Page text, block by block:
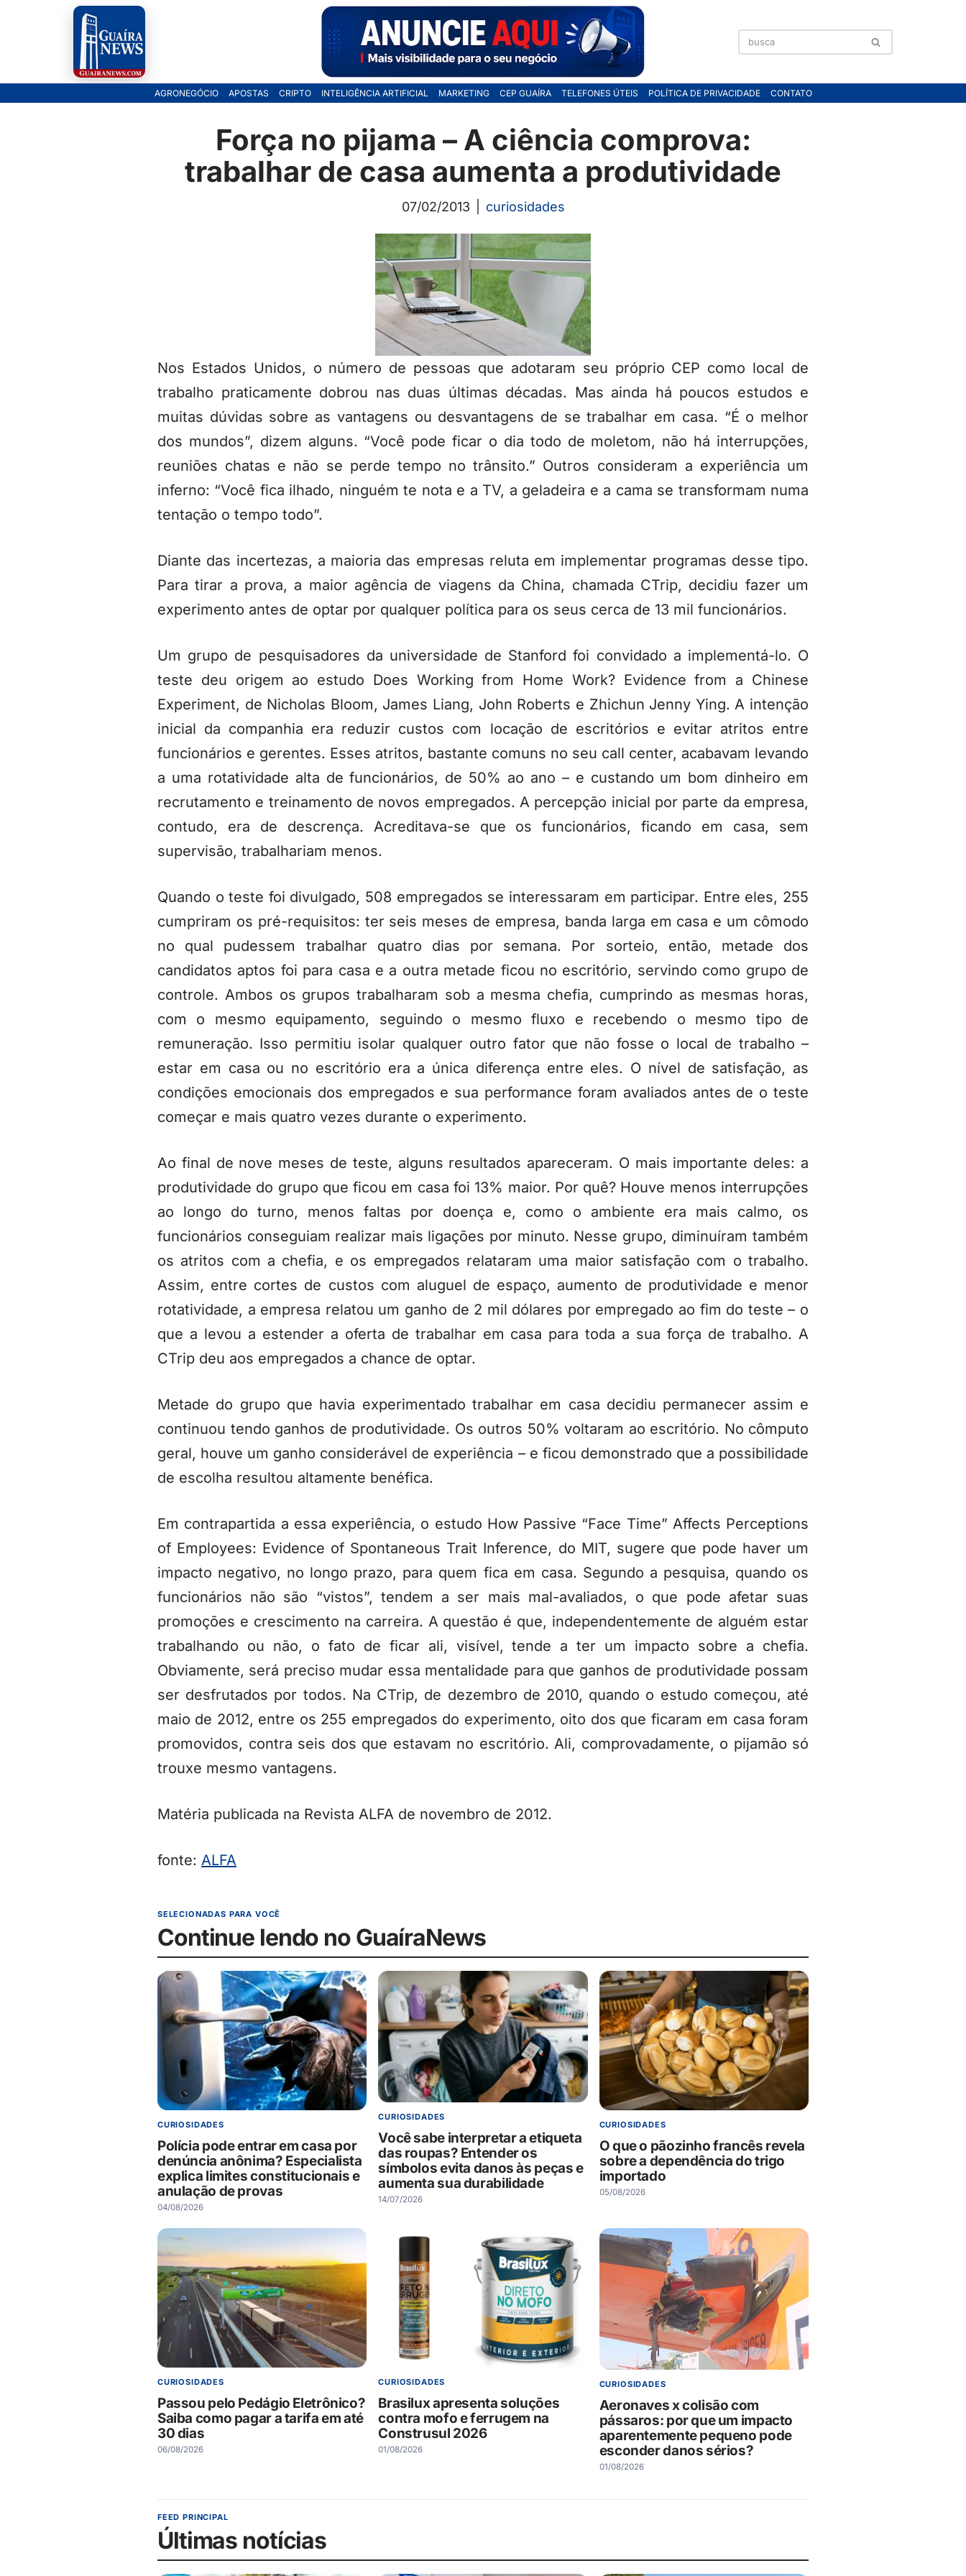
AGRONEGÓCIO APOSTAS CRIPTO INTELIGÊNCIA ARTIFICIAL MARKETING CEP GUAÍRA TELEFONES ÚTEIS POLÍTICA DE PRIVACIDADE CONTATO
Força no pijama – A ciência comprova:
trabalhar de casa aumenta a produtividade
07/02/2013 curiosidades
Nos Estados Unidos, o número de pessoas que adotaram seu próprio CEP como local de
trabalho praticamente dobrou nas duas últimas décadas. Mas ainda há poucos estudos e
muitas dúvidas sobre as vantagens ou desvantagens de se trabalhar em casa. “É o melhor
dos mundos”, dizem alguns. “Você pode ficar o dia todo de moletom, não há interrupções,
reuniões chatas e não se perde tempo no trânsito.” Outros consideram a experiência um
inferno: “Você fica ilhado, ninguém te nota e a TV, a geladeira e a cama se transformam numa
tentação o tempo todo”.
Diante das incertezas, a maioria das empresas reluta em implementar programas desse tipo.
Para tirar a prova, a maior agência de viagens da China, chamada CTrip, decidiu fazer um
experimento antes de optar por qualquer política para os seus cerca de 13 mil funcionários.
Um grupo de pesquisadores da universidade de Stanford foi convidado a implementá-lo. O
teste deu origem ao estudo Does Working from Home Work? Evidence from a Chinese
Experiment, de Nicholas Bloom, James Liang, John Roberts e Zhichun Jenny Ying. A intenção
inicial da companhia era reduzir custos com locação de escritórios e evitar atritos entre
funcionários e gerentes. Esses atritos, bastante comuns no seu call center, acabavam levando
a uma rotatividade alta de funcionários, de 50% ao ano – e custando um bom dinheiro em
recrutamento e treinamento de novos empregados. A percepção inicial por parte da empresa,
contudo, era de descrença. Acreditava-se que os funcionários, ficando em casa, sem
supervisão, trabalhariam menos.
Quando o teste foi divulgado, 508 empregados se interessaram em participar. Entre eles, 255
cumpriram os pré-requisitos: ter seis meses de empresa, banda larga em casa e um cômodo
no qual pudessem trabalhar quatro dias por semana. Por sorteio, então, metade dos
candidatos aptos foi para casa e a outra metade ficou no escritório, servindo como grupo de
controle. Ambos os grupos trabalharam sob a mesma chefia, cumprindo as mesmas horas,
com o mesmo equipamento, seguindo o mesmo fluxo e recebendo o mesmo tipo de
remuneração. Isso permitiu isolar qualquer outro fator que não fosse o local de trabalho –
estar em casa ou no escritório era a única diferença entre eles. O nível de satisfação, as
condições emocionais dos empregados e sua performance foram avaliados antes de o teste
começar e mais quatro vezes durante o experimento.
Ao final de nove meses de teste, alguns resultados apareceram. O mais importante deles: a
produtividade do grupo que ficou em casa foi 13% maior. Por quê? Houve menos interrupções
ao longo do turno, menos faltas por doença e, como o ambiente era mais calmo, os
funcionários conseguiam realizar mais ligações por minuto. Nesse grupo, diminuíram também
os atritos com a chefia, e os empregados relataram uma maior satisfação com o trabalho.
Assim, entre cortes de custos com aluguel de espaço, aumento de produtividade e menor
rotatividade, a empresa relatou um ganho de 2 mil dólares por empregado ao fim do teste – o
que a levou a estender a oferta de trabalhar em casa para toda a sua força de trabalho. A
CTrip deu aos empregados a chance de optar.
Metade do grupo que havia experimentado trabalhar em casa decidiu permanecer assim e
continuou tendo ganhos de produtividade. Os outros 50% voltaram ao escritório. No cômputo
geral, houve um ganho considerável de experiência – e ficou demonstrado que a possibilidade
de escolha resultou altamente benéfica.
Em contrapartida a essa experiência, o estudo How Passive “Face Time” Affects Perceptions
of Employees: Evidence of Spontaneous Trait Inference, do MIT, sugere que pode haver um
impacto negativo, no longo prazo, para quem fica em casa. Segundo a pesquisa, quando os
funcionários não são “vistos”, tendem a ser mais mal-avaliados, o que pode afetar suas
promoções e crescimento na carreira. A questão é que, independentemente de alguém estar
trabalhando ou não, o fato de ficar ali, visível, tende a ter um impacto sobre a chefia.
Obviamente, será preciso mudar essa mentalidade para que ganhos de produtividade possam
ser desfrutados por todos. Na CTrip, de dezembro de 2010, quando o estudo começou, até
maio de 2012, entre os 255 empregados do experimento, oito dos que ficaram em casa foram
promovidos, contra seis dos que estavam no escritório. Ali, comprovadamente, o pijamão só
trouxe mesmo vantagens.
Matéria publicada na Revista ALFA de novembro de 2012.
fonte: ALFA
SELECIONADAS PARA VOCÊ
Continue lendo no GuaíraNews
CURIOSIDADES
Polícia pode entrar em casa por
denúncia anônima? Especialista
explica limites constitucionais e
anulação de provas
04/08/2026
CURIOSIDADES
Você sabe interpretar a etiqueta
das roupas? Entender os
símbolos evita danos às peças e
aumenta sua durabilidade
14/07/2026
CURIOSIDADES
O que o pãozinho francês revela
sobre a dependência do trigo
importado
05/08/2026
CURIOSIDADES
Passou pelo Pedágio Eletrônico?
Saiba como pagar a tarifa em até
30 dias
06/08/2026
CURIOSIDADES
Brasilux apresenta soluções
contra mofo e ferrugem na
Construsul 2026
01/08/2026
CURIOSIDADES
Aeronaves x colisão com
pássaros: por que um impacto
aparentemente pequeno pode
esconder danos sérios?
01/08/2026
FEED PRINCIPAL
Últimas notícias